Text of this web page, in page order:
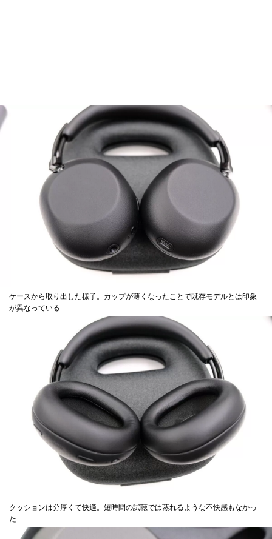
ケースから取り出した様子。カップが薄くなったことで既存モデルとは印象
が異なっている
クッションは分厚くて快適。短時間の試聴では蒸れるような不快感もなかっ
た